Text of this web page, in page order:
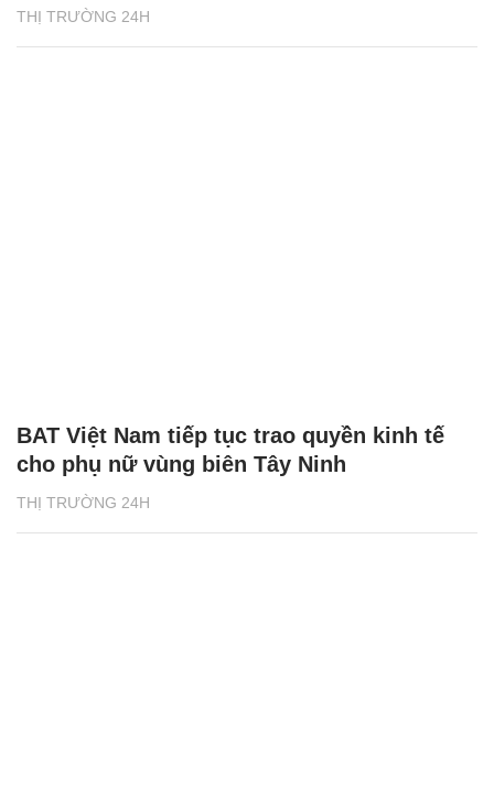
THỊ TRƯỜNG 24H
THỊ TRƯỜNG 24H
BAT Việt Nam tiếp tục trao quyền kinh tế
cho phụ nữ vùng biên Tây Ninh